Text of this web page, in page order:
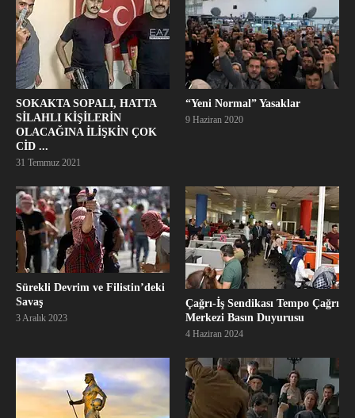
SOKAKTA SOPALI, HATTA
SİLAHLI KİŞİLERİN
OLACAĞINA İLİŞKİN ÇOK
CİD ...
31 Temmuz 2021
“Yeni Normal” Yasaklar
9 Haziran 2020
Sürekli Devrim ve Filistin’deki
Savaş
3 Aralık 2023
Çağrı-İş Sendikası Tempo Çağrı
Merkezi Basın Duyurusu
4 Haziran 2024